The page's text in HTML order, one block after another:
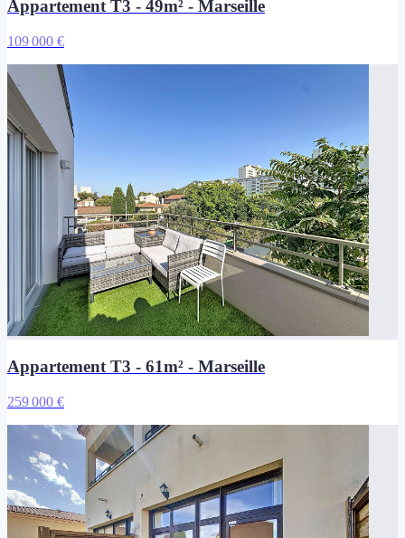
Appartement T3 - 49m² - Marseille
109 000 €
Appartement T3 - 61m² - Marseille
259 000 €